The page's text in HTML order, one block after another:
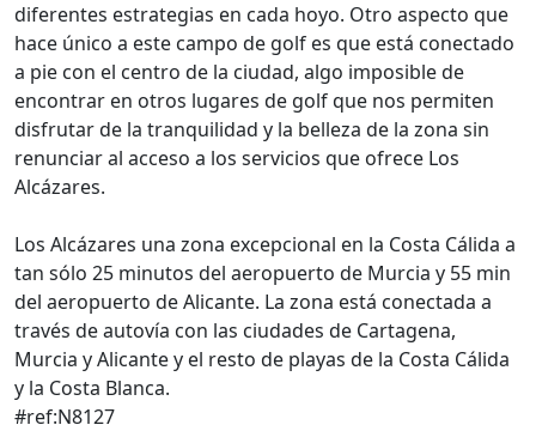
diferentes estrategias en cada hoyo. Otro aspecto que
hace único a este campo de golf es que está conectado
a pie con el centro de la ciudad, algo imposible de
encontrar en otros lugares de golf que nos permiten
disfrutar de la tranquilidad y la belleza de la zona sin
renunciar al acceso a los servicios que ofrece Los
Alcázares.
Los Alcázares una zona excepcional en la Costa Cálida a
tan sólo 25 minutos del aeropuerto de Murcia y 55 min
del aeropuerto de Alicante. La zona está conectada a
través de autovía con las ciudades de Cartagena,
Murcia y Alicante y el resto de playas de la Costa Cálida
y la Costa Blanca.
#ref:N8127